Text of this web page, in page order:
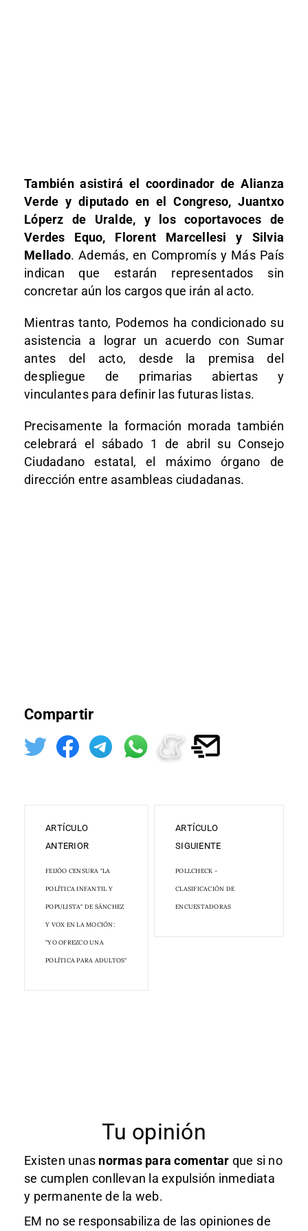
También asistirá el coordinador de Alianza
Verde y diputado en el Congreso, Juantxo
Lóperz de Uralde, y los coportavoces de
Verdes Equo, Florent Marcellesi y Silvia
Mellado. Además, en Compromís y Más País
indican que estarán representados sin
concretar aún los cargos que irán al acto.
Mientras tanto, Podemos ha condicionado su
asistencia a lograr un acuerdo con Sumar
antes del acto, desde la premisa del
despliegue de primarias abiertas y
vinculantes para definir las futuras listas.
Precisamente la formación morada también
celebrará el sábado 1 de abril su Consejo
Ciudadano estatal, el máximo órgano de
dirección entre asambleas ciudadanas.
Compartir
ARTÍCULO
ANTERIOR
FEIJÓO CENSURA "LA
POLÍTICA INFANTIL Y
POPULISTA" DE SÁNCHEZ
Y VOX EN LA MOCIÓN:
"YO OFREZCO UNA
POLÍTICA PARA ADULTOS"
ARTÍCULO
SIGUIENTE
POLLCHECK -
CLASIFICACIÓN DE
ENCUESTADORAS
Tu opinión
Existen unas normas para comentar que si no
se cumplen conllevan la expulsión inmediata
y permanente de la web.
EM no se responsabiliza de las opiniones de